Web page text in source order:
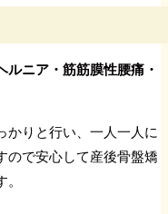
痛
ルニア・筋筋膜性腰痛・
かりと行い、一人一人に
ので安心して産後骨盤矯